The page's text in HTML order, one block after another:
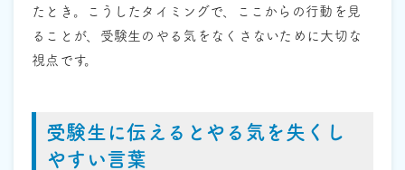
たとき。こうしたタイミングで、ここからの行動を見
ることが、受験生のやる気をなくさないために大切な
視点です。
受験生に伝えるとやる気を失くし
やすい言葉